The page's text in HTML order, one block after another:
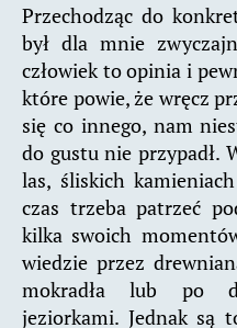
Przechodząc do
był dla mnie
człowiek to opinia i
które powie, że wręcz
się co innego, nam
do gustu nie przypadł.
las, śliskich
czas trzeba patrzeć
kilka swoich
wiedzie przez
mokradła lub po
jeziorkami. Jednak są